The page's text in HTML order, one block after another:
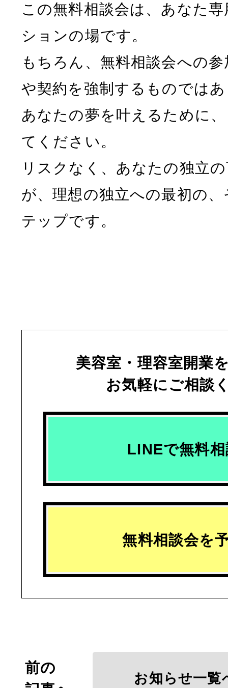
この無料相談会は、あなた
ションの場です。
もちろん、無料相談会への
や契約を強制するものでは
あなたの夢を叶えるために
てください。
リスクなく、あなたの独立
が、理想の独立への最初の
テップです。
美容室・理容室開業
お気軽にご相談
LINEで無料
無料相談会を
前の
お知らせ一覧